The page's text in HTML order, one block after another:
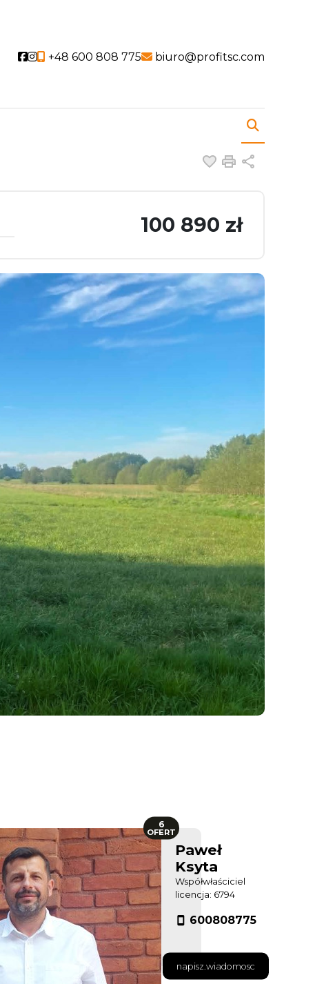
Social link
Social link
+48 600 808 775 biuro@profitsc.com
Dodaj do
Drukuj
100 890 zł
Paweł
Ksyta
Współwłaściciel
licencja: 6794
600808775
napisz.wiadomosc
6
OFERT